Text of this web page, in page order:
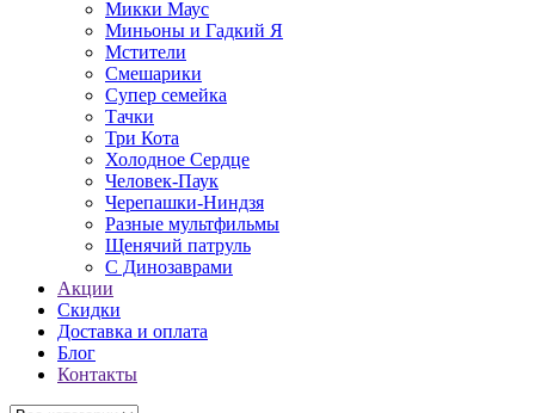
Микки Маус
Миньоны и Гадкий Я
Мстители
Смешарики
Супер семейка
Тачки
Три Кота
Холодное Сердце
Человек-Паук
Черепашки-Ниндзя
Разные мультфильмы
Щенячий патруль
C Динозаврами
Акции
Скидки
Доставка и оплата
Блог
Контакты